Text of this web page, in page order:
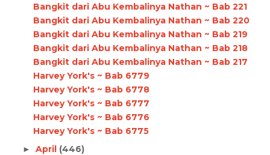
Bangkit dari Abu Kembalinya Nathan ~ Bab 221
Bangkit dari Abu Kembalinya Nathan ~ Bab 220
Bangkit dari Abu Kembalinya Nathan ~ Bab 219
Bangkit dari Abu Kembalinya Nathan ~ Bab 218
Bangkit dari Abu Kembalinya Nathan ~ Bab 217
Harvey York's ~ Bab 6779
Harvey York's ~ Bab 6778
Harvey York's ~ Bab 6777
Harvey York's ~ Bab 6776
Harvey York's ~ Bab 6775
► April (446)